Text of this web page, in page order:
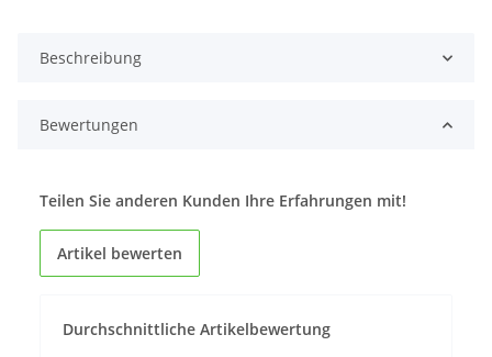
Beschreibung
Bewertungen
Durchschnittliche Artikelbewertung
Teilen Sie anderen Kunden Ihre Erfahrungen mit!
Artikel bewerten